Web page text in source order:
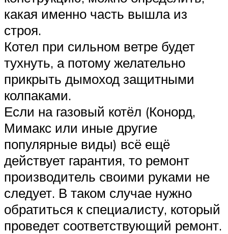
какая именно часть вышла из
строя.
Котел при сильном ветре будет
тухнуть, а потому желательно
прикрыть дымоход защитными
колпаками.
Если на газовый котёл (Конорд,
Мимакс или иные другие
популярные виды) всё ещё
действует гарантия, то ремонт
производитель своими руками не
следует. В таком случае нужно
обратиться к специалисту, который
проведет соответствующий ремонт.